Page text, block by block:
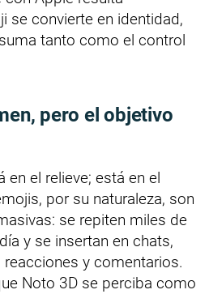
se convierte en identidad,
tanto como el control
pero el objetivo
en el relieve; está en el
por su naturaleza, son
se repiten miles de
y se insertan en chats,
y comentarios.
Noto 3D se perciba como